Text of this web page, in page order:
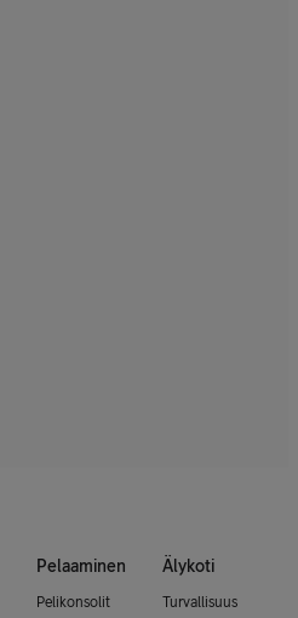
Pelaaminen
Pelikonsolit
Älykoti
Turvallisuus